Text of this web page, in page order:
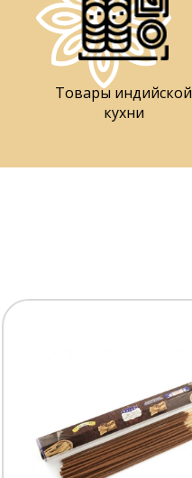
Товары индийской
кухни